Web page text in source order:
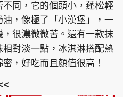
同，它的個頭小，蓬松輕
，像極了「小漢堡」，一
很濃微微苦。還有一款抹
對淡一點，冰淇淋搭配熱
，好吃而且顏值很高！